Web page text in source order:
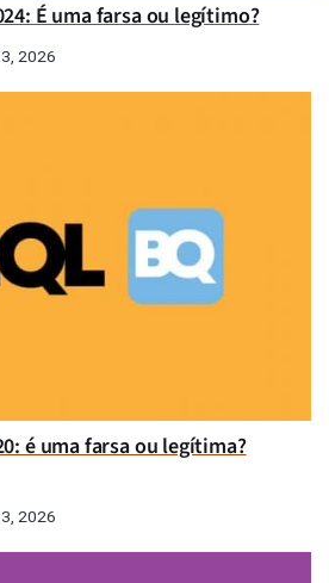
É uma farsa ou legítimo?
2026
é uma farsa ou legítima?
2026